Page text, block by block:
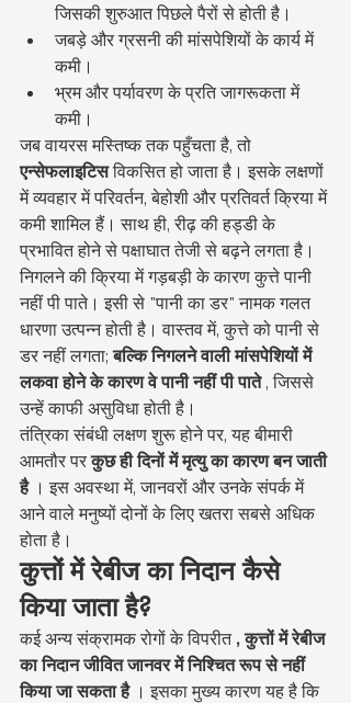
जिसकी शुरुआत पिछले पैरों से होती है।
जबड़े और ग्रसनी की मांसपेशियों के कार्य में
कमी।
भ्रम और पर्यावरण के प्रति जागरूकता में
कमी।
जब वायरस मस्तिष्क तक पहुँचता है, तो
एन्सेफलाइटिस विकसित हो जाता है। इसके लक्षणों
में व्यवहार में परिवर्तन, बेहोशी और प्रतिवर्त क्रिया में
कमी शामिल हैं। साथ ही, रीढ़ की हड्डी के
प्रभावित होने से पक्षाघात तेजी से बढ़ने लगता है।
निगलने की क्रिया में गड़बड़ी के कारण कुत्ते पानी
नहीं पी पाते। इसी से "पानी का डर" नामक गलत
धारणा उत्पन्न होती है। वास्तव में, कुत्ते को पानी से
डर नहीं लगता; बल्कि निगलने वाली मांसपेशियों में
लकवा होने के कारण वे पानी नहीं पी पाते , जिससे
उन्हें काफी असुविधा होती है।
तंत्रिका संबंधी लक्षण शुरू होने पर, यह बीमारी
आमतौर पर कुछ ही दिनों में मृत्यु का कारण बन जाती
है । इस अवस्था में, जानवरों और उनके संपर्क में
आने वाले मनुष्यों दोनों के लिए खतरा सबसे अधिक
होता है।
कुत्तों में रेबीज का निदान कैसे
किया जाता है?
कई अन्य संक्रामक रोगों के विपरीत , कुत्तों में रेबीज
का निदान जीवित जानवर में निश्चित रूप से नहीं
किया जा सकता है । इसका मुख्य कारण यह है कि